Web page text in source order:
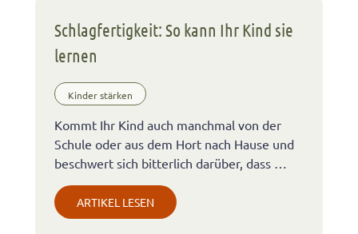
Schlagfertigkeit: So kann Ihr Kind sie
lernen
Kinder stärken
Kommt Ihr Kind auch manchmal von der
Schule oder aus dem Hort nach Hause und
beschwert sich bitterlich darüber, dass …
ARTIKEL LESEN